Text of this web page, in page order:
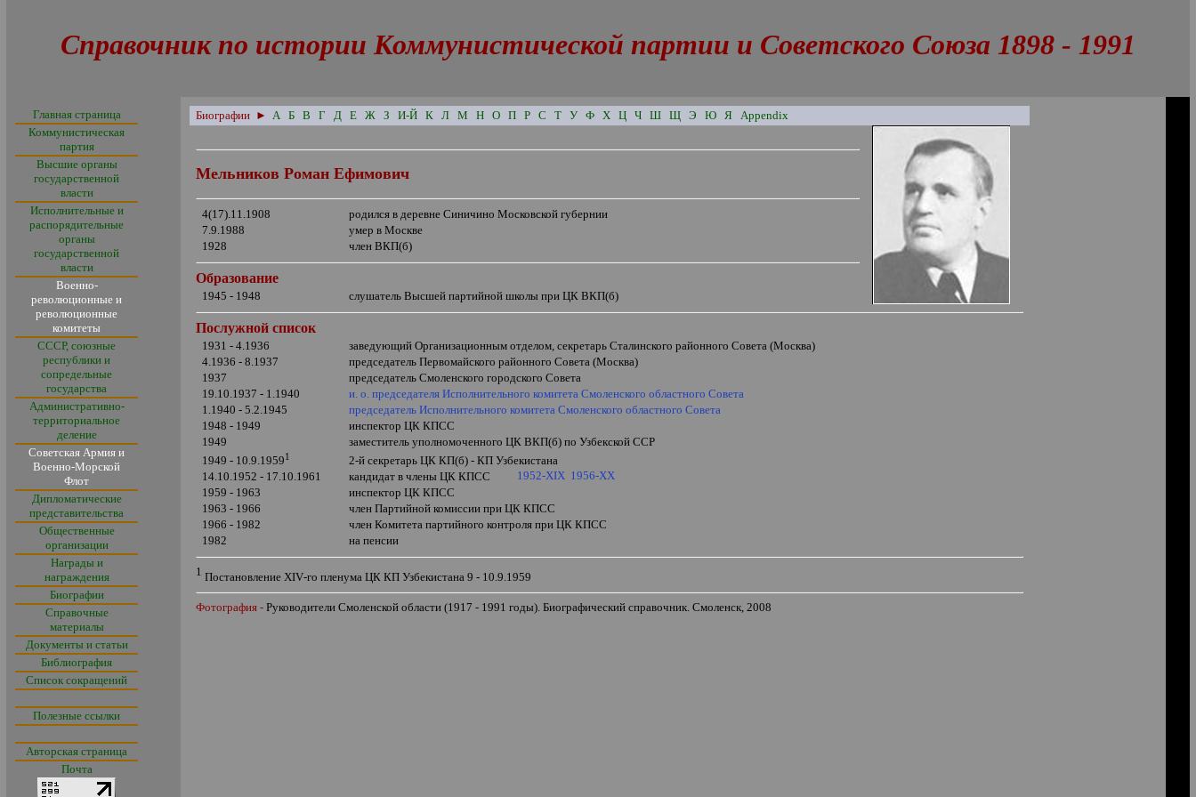
Справочник по истории Коммунистической партии и Советского Союза 1898 - 1991
Главная страница
Коммунистическая
партия
Высшие органы
государственной
власти
Исполнительные и
распорядительные
органы
государственной
власти
Военно-
революционные и
революционные
комитеты
СССР, союзные
республики и
сопредельные
государства
Административно-
территориальное
деление
Советская Армия и
Военно-Морской
Флот
Дипломатические
представительства
Общественные
организации
Награды и
награждения
Биографии
Справочные
материалы
Документы и статьи
Библиография
Список сокращений
Полезные ссылки
Авторская страница
Почта
Биографии ► А Б В Г Д Е Ж З И-Й К Л М Н О П Р С Т У Ф Х Ц Ч Ш Щ Э Ю Я Appendix
Мельников Роман Ефимович
4(17).11.1908
родился в деревне Синичино Московской губернии
7.9.1988
умер в Москве
1928
член ВКП(б)
Образование
1945 - 1948 слушатель Высшей партийной школы при ЦК ВКП(б)
Послужной список
1931 - 4.1936
заведующий Организационным отделом, секретарь Сталинского районного Совета (Москва)
4.1936 - 8.1937
председатель Первомайского районного Совета (Москва)
1937
председатель Смоленского городского Совета
19.10.1937 - 1.1940
и. о. председателя Исполнительного комитета Смоленского областного Совета
1.1940 - 5.2.1945
председатель Исполнительного комитета Смоленского областного Совета
1948 - 1949
инспектор ЦК КПСС
1949
заместитель уполномоченного ЦК ВКП(б) по Узбекской ССР
1949 - 10.9.19591 2-й секретарь ЦК КП(б) - КПУзбекистана
14.10.1952 - 17.10.1961
кандидат в члены ЦК КПСС 1952-XIX 1956-XX
1959 - 1963
инспектор ЦК КПСС
1963 - 1966
член Партийной комиссии при ЦК КПСС
1966 - 1982
член Комитета партийного контроля при ЦК КПСС
1982
на пенсии
1 ПостановлениеXIV-го пленума ЦК КП Узбекистана 9 - 10.9.1959
Фотография - Руководители Смоленской области (1917 - 1991 годы). Биографический справочник. Смоленск, 2008